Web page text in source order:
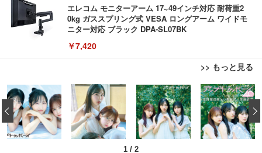
エレコム モニターアーム 17~49インチ対応 耐荷重2
0kg ガススプリング式 VESA ロングアーム ワイドモ
ニター対応 ブラック DPA-SL07BK
￥7,420
>> もっと見る
エレコム ワイヤレスマウス Bluetooth Slint M-TM1
0BBWH/EC 薄型 静音 4ボタン プレゼンモード機能
付 Windows Mac Android iOS iPadOS FireOS対応
ホワイト
￥1,390
エレコム ワイヤレスマウス Bluetooth Slint M-TM1
0BBWH/EC 薄型 静音 4ボタン プレゼンモード機能
付 Windows Mac Android iOS iPadOS FireOS対応
ホワイト
￥1,390
EIZO ビジネス向けプレミアムモニター | FlexScan
EV3240X-WT | 31.5型4K UHD・USB Type-C・ホワ
イト
￥105,595
1 / 2
‹